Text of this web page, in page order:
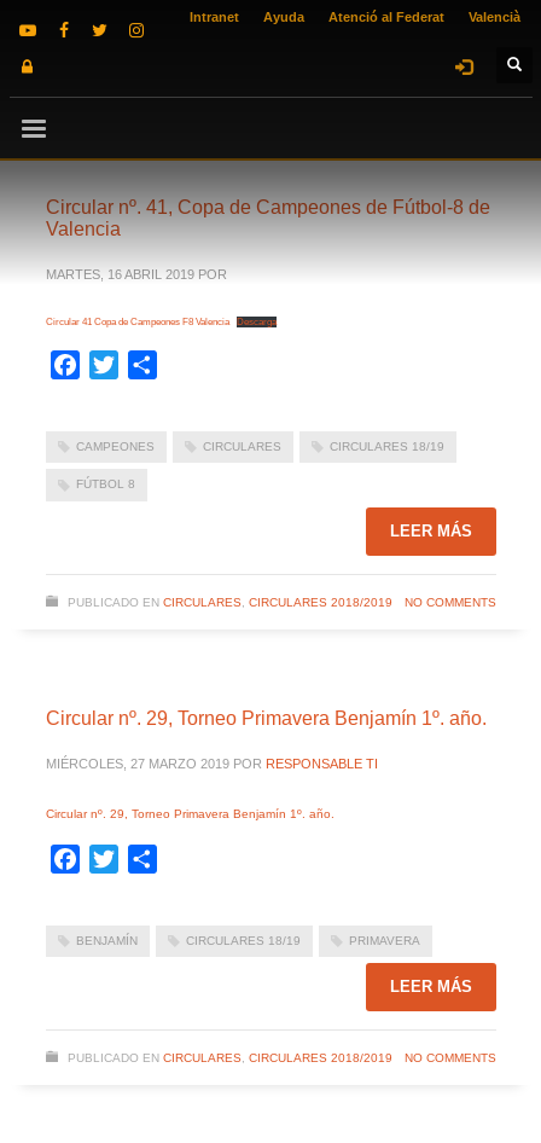
Intranet Ayuda Atenció al Federat Valencià
Circular nº. 41, Copa de Campeones de Fútbol-8 de
Valencia
MARTES, 16 ABRIL 2019 POR
Circular 41 Copa de Campeones F8 Valencia Descarga
Facebook
Twitter
CAMPEONES CIRCULARES CIRCULARES 18/19
FÚTBOL 8
LEER MÁS
PUBLICADO EN CIRCULARES, CIRCULARES 2018/2019 NO COMMENTS
Circular nº. 29, Torneo Primavera Benjamín 1º. año.
MIÉRCOLES, 27 MARZO 2019 POR RESPONSABLE TI
Circular nº. 29, Torneo Primavera Benjamín 1º. año.
Facebook
Twitter
BENJAMÍN CIRCULARES 18/19 PRIMAVERA
LEER MÁS
PUBLICADO EN CIRCULARES, CIRCULARES 2018/2019 NO COMMENTS